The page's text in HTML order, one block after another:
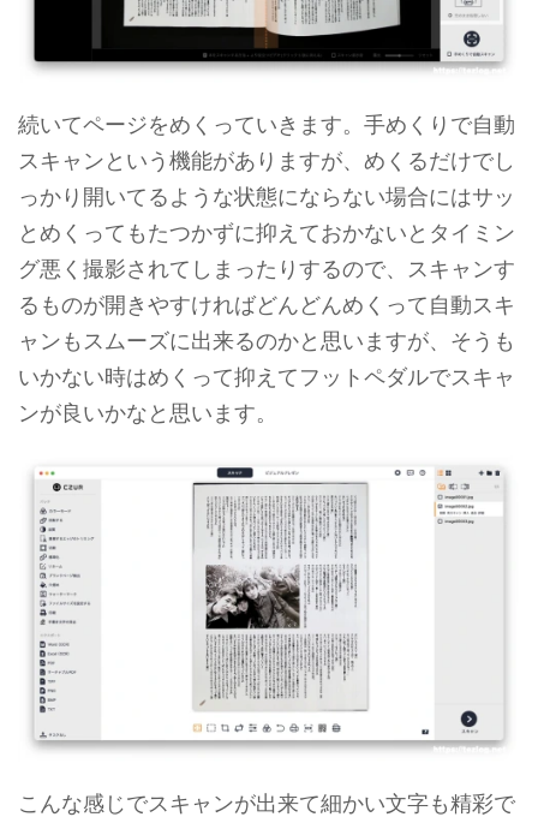
続いてページをめくっていきます。手めくりで自動
スキャンという機能がありますが、めくるだけでし
っかり開いてるような状態にならない場合にはサッ
とめくってもたつかずに抑えておかないとタイミン
グ悪く撮影されてしまったりするので、スキャンす
るものが開きやすければどんどんめくって自動スキ
ャンもスムーズに出来るのかと思いますが、そうも
いかない時はめくって抑えてフットペダルでスキャ
ンが良いかなと思います。
こんな感じでスキャンが出来て細かい文字も精彩で